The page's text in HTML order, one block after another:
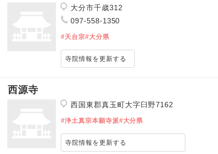
大分市千歳312
097-558-1350
#天台宗#大分県
寺院情報を更新する
西源寺
西国東郡真玉町大字臼野7162
#浄土真宗本願寺派#大分県
寺院情報を更新する